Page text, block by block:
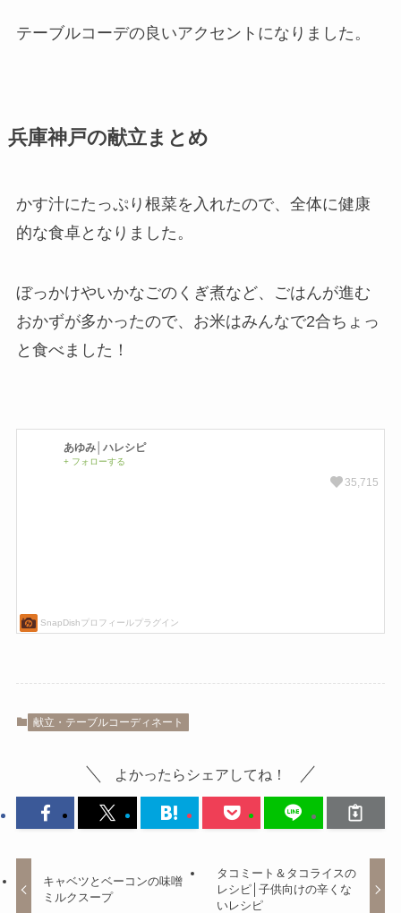
テーブルコーデの良いアクセントになりました。
兵庫神戸の献立まとめ
かす汁にたっぷり根菜を入れたので、全体に健康
的な食卓となりました。
ぼっかけやいかなごのくぎ煮など、ごはんが進む
おかずが多かったので、お米はみんなで2合ちょっ
と食べました！
献立・テーブルコーディネート
よかったらシェアしてね！
キャベツとベーコンの味噌
ミルクスープ
タコミート＆タコライスの
レシピ│子供向けの辛くな
いレシピ